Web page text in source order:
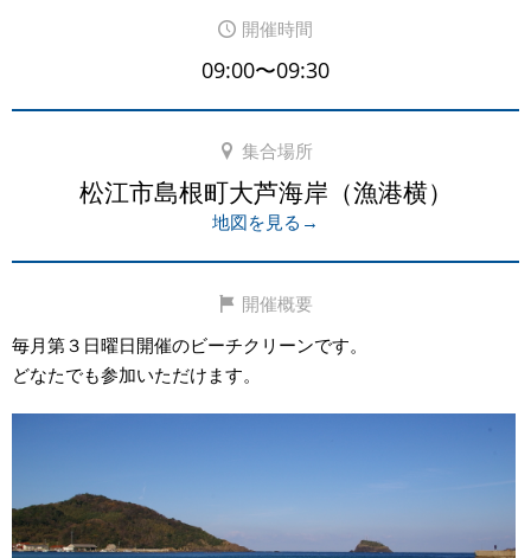
開催時間
09:00〜09:30
集合場所
松江市島根町大芦海岸（漁港横）
地図を見る→
開催概要
毎月第３日曜日開催のビーチクリーンです。
どなたでも参加いただけます。